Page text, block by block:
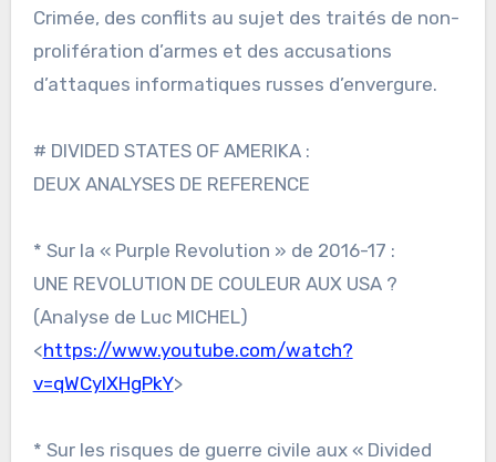
Crimée, des conflits au sujet des traités de non-
prolifération d’armes et des accusations
d’attaques informatiques russes d’envergure.
# DIVIDED STATES OF AMERIKA :
DEUX ANALYSES DE REFERENCE
* Sur la « Purple Revolution » de 2016-17 :
UNE REVOLUTION DE COULEUR AUX USA ?
(Analyse de Luc MICHEL)
<https://www.youtube.com/watch?
v=qWCyIXHgPkY>
* Sur les risques de guerre civile aux « Divided